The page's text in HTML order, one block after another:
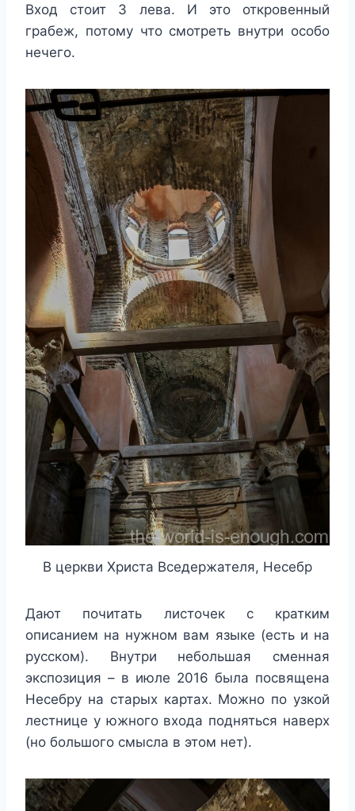
Вход стоит 3 лева. И это откровенный
грабеж, потому что смотреть внутри особо
нечего.
В церкви Христа Вседержателя, Несебр
Дают почитать листочек с кратким
описанием на нужном вам языке (есть и на
русском). Внутри небольшая сменная
экспозиция – в июле 2016 была посвящена
Несебру на старых картах. Можно по узкой
лестнице у южного входа подняться наверх
(но большого смысла в этом нет).